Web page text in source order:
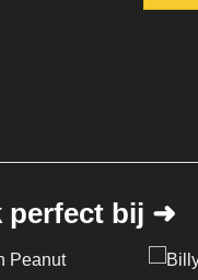
perfect bij ➜